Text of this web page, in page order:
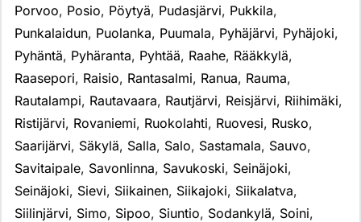
Porvoo, Posio, Pöytyä, Pudasjärvi, Pukkila,
Punkalaidun, Puolanka, Puumala, Pyhäjärvi, Pyhäjoki,
Pyhäntä, Pyhäranta, Pyhtää, Raahe, Rääkkylä,
Raasepori, Raisio, Rantasalmi, Ranua, Rauma,
Rautalampi, Rautavaara, Rautjärvi, Reisjärvi, Riihimäki,
Ristijärvi, Rovaniemi, Ruokolahti, Ruovesi, Rusko,
Saarijärvi, Säkylä, Salla, Salo, Sastamala, Sauvo,
Savitaipale, Savonlinna, Savukoski, Seinäjoki,
Seinäjoki, Sievi, Siikainen, Siikajoki, Siikalatva,
Siilinjärvi, Simo, Sipoo, Siuntio, Sodankylä, Soini,